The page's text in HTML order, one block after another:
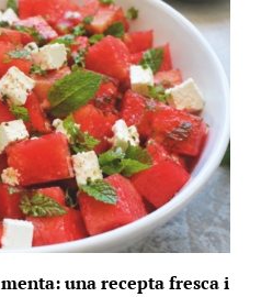
una recepta fresca i